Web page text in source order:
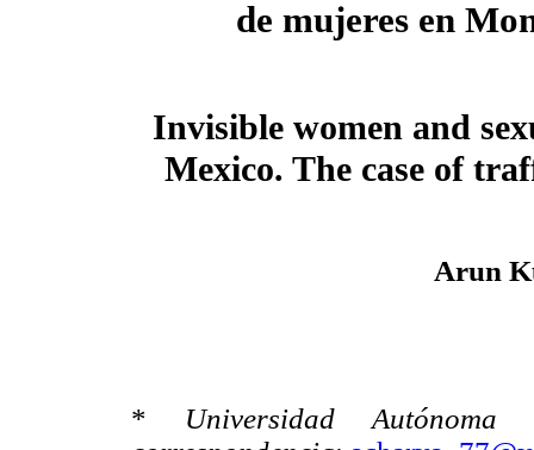
de mujeres en
Invisible women and
Mexico. The case of
Arun
* Universidad